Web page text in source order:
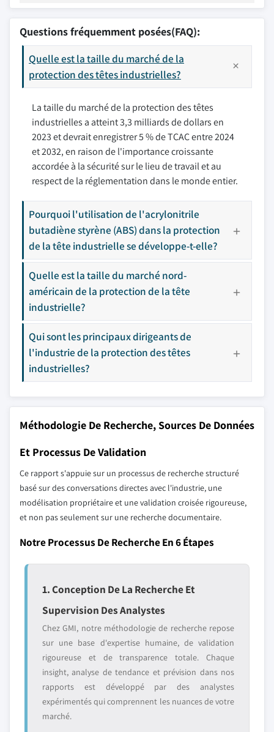
Questions fréquemment posées(FAQ):
Quelle est la taille du marché de la
protection des têtes industrielles?
La taille du marché de la protection des têtes
industrielles a atteint 3,3 milliards de dollars en
2023 et devrait enregistrer 5 % de TCAC entre 2024
et 2032, en raison de l'importance croissante
accordée à la sécurité sur le lieu de travail et au
respect de la réglementation dans le monde entier.
Pourquoi l'utilisation de l'acrylonitrile
butadiène styrène (ABS) dans la protection
de la tête industrielle se développe-t-elle?
Quelle est la taille du marché nord-
américain de la protection de la tête
industrielle?
Qui sont les principaux dirigeants de
l'industrie de la protection des têtes
industrielles?
Méthodologie De Recherche, Sources De Données
Et Processus De Validation
Ce rapport s'appuie sur un processus de recherche structuré
basé sur des conversations directes avec l'industrie, une
modélisation propriétaire et une validation croisée rigoureuse,
et non pas seulement sur une recherche documentaire.
Notre Processus De Recherche En 6 Étapes
1. Conception De La Recherche Et
Supervision Des Analystes
Chez GMI, notre méthodologie de recherche repose
sur une base d'expertise humaine, de validation
rigoureuse et de transparence totale. Chaque
insight, analyse de tendance et prévision dans nos
rapports est développé par des analystes
expérimentés qui comprennent les nuances de votre
marché.